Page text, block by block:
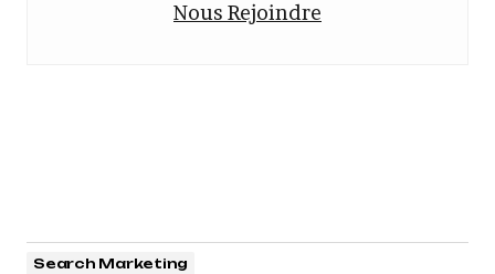
Nous Rejoindre
Search Marketing